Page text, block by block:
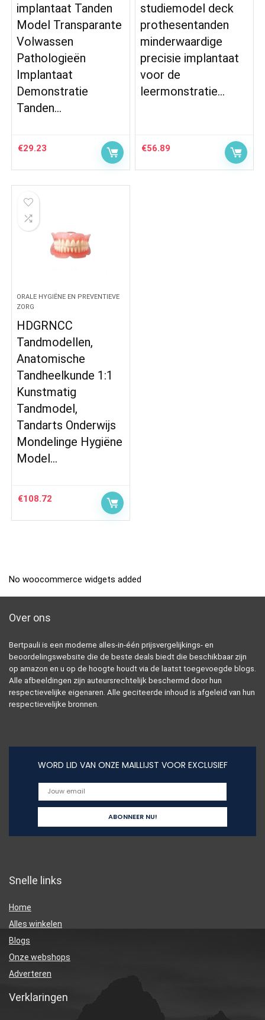
implantaat Tanden
Model Transparante
Volwassen
Pathologieën
Implantaat
Demonstratie
Tanden…
€29.23
studiemodel deck
prothesentanden
minderwaardige
precisie implantaat
voor de
leermonstratie…
€56.89
ORALE HYGIËNE EN PREVENTIEVE
ZORG
HDGRNCC
Tandmodellen,
Anatomische
Tandheelkunde 1:1
Kunstmatig
Tandmodel,
Tandarts Onderwijs
Mondelinge Hygiëne
Model…
€108.72
No woocommerce widgets added
Over ons
Bertpauli is een moderne alles-in-één prijsvergelijkings- en
beoordelingswebsite die de beste deals biedt die beschikbaar zijn
op amazon en u op de hoogte houdt via de laatst toegevoegde blogs.
Alle afbeeldingen zijn auteursrechtelijk beschermd door hun
respectievelijke eigenaren. Alle geciteerde inhoud is afgeleid van hun
respectievelijke bronnen.
WORD LID VAN ONZE MAILLIJST VOOR EXCLUSIEF
Snelle links
Home
Alles winkelen
Blogs
Onze webshops
Adverteren
Verklaringen